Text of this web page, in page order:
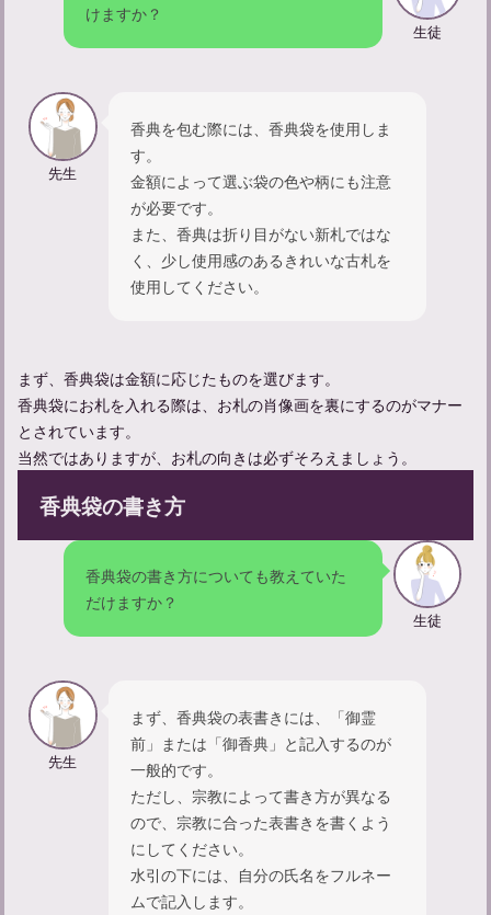
参列する際のマナー：葬儀に適した服装や持ち物について解説
家族葬に参列する際の服装について：マナーを守った身だしなみ
法事に参列する際のマナーガイド：準備から挨拶までを解説
けますか？
生徒
先生
香典を包む際には、香典袋を使用しま
す。
金額によって選ぶ袋の色や柄にも注意
が必要です。
また、香典は折り目がない新札ではな
く、少し使用感のあるきれいな古札を
使用してください。
まず、香典袋は金額に応じたものを選びます。
香典袋にお札を入れる際は、お札の肖像画を裏にするのがマナー
とされています。
当然ではありますが、お札の向きは必ずそろえましょう。
香典袋の書き方
香典袋の書き方についても教えていた
だけますか？
生徒
先生
まず、香典袋の表書きには、「御霊
前」または「御香典」と記入するのが
一般的です。
ただし、宗教によって書き方が異なる
ので、宗教に合った表書きを書くよう
にしてください。
水引の下には、自分の氏名をフルネー
ムで記入します。